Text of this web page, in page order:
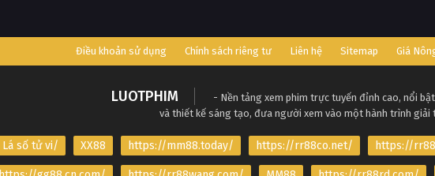
Điều khoản sử dụng Chính sách riêng tư Liên hệ Sitemap Giá
LUOTPHIM
- Nền tảng xem phim trực tuyến đỉnh cao, nổi
và thiết kế sáng tạo, đưa người xem vào một hành trình giải
Lá số tử vi/ XX88 https://mm88.today/ https://rr88co.net/ https://